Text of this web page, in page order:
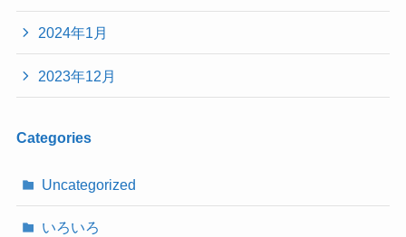
2024年1月
2023年12月
Categories
Uncategorized
いろいろ